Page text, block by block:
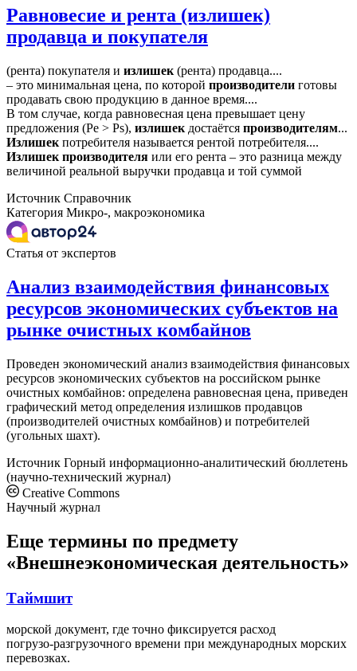
Равновесие и рента (излишек)
продавца и покупателя
(рента) покупателя и излишек (рента) продавца....
– это минимальная цена, по которой производители готовы
продавать свою продукцию в данное время....
В том случае, когда равновесная цена превышает цену
предложения (Pe > Ps), излишек достаётся производителям...
Излишек потребителя называется рентой потребителя....
Излишек производителя или его рента – это разница между
величиной реальной выручки продавца и той суммой
Источник Справочник
Категория Микро-, макроэкономика
Статья от экспертов
Анализ взаимодействия финансовых
ресурсов экономических субъектов на
рынке очистных комбайнов
Проведен экономический анализ взаимодействия финансовых
ресурсов экономических субъектов на российском рынке
очистных комбайнов: определена равновесная цена, приведен
графический метод определения излишков продавцов
(производителей очистных комбайнов) и потребителей
(угольных шахт).
Источник Горный информационно-аналитический бюллетень
(научно-технический журнал)
Creative Commons
Научный журнал
Еще термины по предмету
«Внешнеэкономическая деятельность»
Таймшит
морской документ, где точно фиксируется расход
погрузо‑разгрузочного времени при международных морских
перевозках.